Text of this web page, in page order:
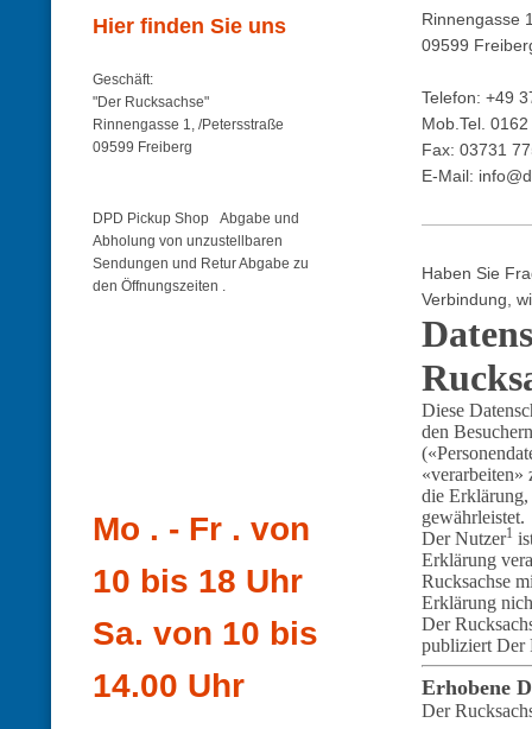
Rinnengasse
09599
Telefon: +49
Mob.Tel.
Fax: 03731
E-Mail:
Haben Sie
Verbindung,
Diese
den
«verarbeiten»
die Erklärung,
gewährleistet.
Der Nutzer1
Erklärung
Rucksachse
Erklärung
Der
publiziert Der
Erhobene
Der
Hier finden Sie uns
Geschäft:
"Der Rucksachse"
Rinnengasse 1, /Petersstraße
09599 Freiberg
DPD Pickup Shop Abgabe und
Abholung von unzustellbaren
Sendungen und Retur Abgabe zu
den Öffnungszeiten .
Mo . - Fr . von
10 bis 18 Uhr
Sa. von 10 bis
14.00 Uhr